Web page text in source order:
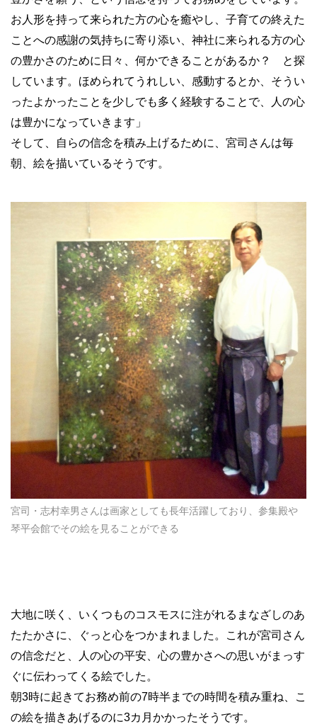
お人形を持って来られた方の心を癒やし、子育ての終えた
ことへの感謝の気持ちに寄り添い、神社に来られる方の心
の豊かさのために日々、何かできることがあるか？ と探
しています。ほめられてうれしい、感動するとか、そうい
ったよかったことを少しでも多く経験することで、人の心
は豊かになっていきます」
そして、自らの信念を積み上げるために、宮司さんは毎
朝、絵を描いているそうです。
宮司・志村幸男さんは画家としても長年活躍しており、参集殿や
琴平会館でその絵を見ることができる
大地に咲く、いくつものコスモスに注がれるまなざしのあ
たたかさに、ぐっと心をつかまれました。これが宮司さん
の信念だと、人の心の平安、心の豊かさへの思いがまっす
ぐに伝わってくる絵でした。
朝3時に起きてお務め前の7時半までの時間を積み重ね、こ
の絵を描きあげるのに3カ月かかったそうです。